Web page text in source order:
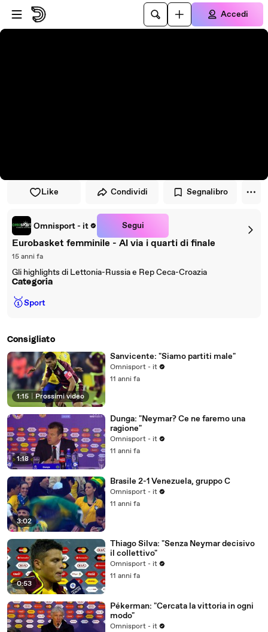
Vai al lettore
Passa al contenuto principale
Accedi
Like Condividi Segnalibro
Omnisport - it Segui
Eurobasket femminile - Al via i quarti di finale
15 anni fa
Gli highlights di Lettonia-Russia e Rep Ceca-Croazia
Categoria
🥇Sport
Consigliato
1:15 Prossimi video
Sanvicente: "Siamo partiti male"
Omnisport - it
11 anni fa
1:18
Dunga: "Neymar? Ce ne faremo una
ragione"
Omnisport - it
11 anni fa
3:02
Brasile 2-1 Venezuela, gruppo C
Omnisport - it
11 anni fa
0:53
Thiago Silva: "Senza Neymar decisivo
il collettivo"
Omnisport - it
11 anni fa
Pékerman: "Cercata la vittoria in ogni
modo"
Omnisport - it